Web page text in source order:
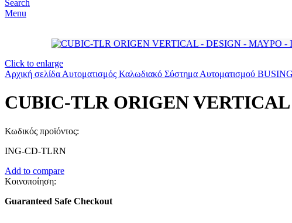
Search
Menu
Click to enlarge
Αρχική σελίδα Αυτοματισμός Καλωδιακό Σύστημα Αυτοματισμού BUSING
CUBIC-TLR ORIGEN
Κωδικός προϊόντος:
ING-CD-TLRN
Add to compare
Κοινοποίηση:
Guaranteed Safe Checkout